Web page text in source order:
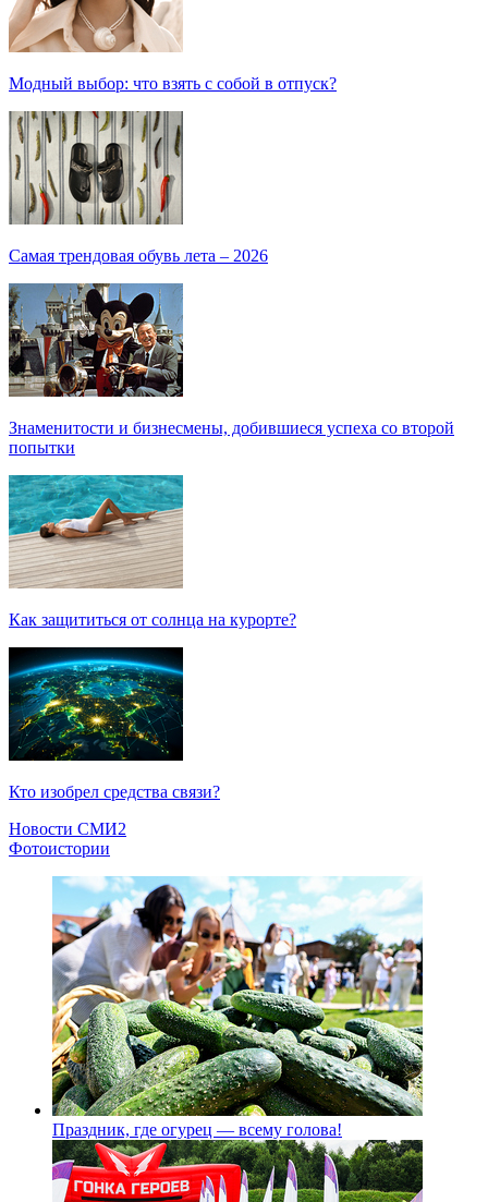
Модный выбор: что взять с собой в отпуск?
Самая трендовая обувь лета – 2026
Знаменитости и бизнесмены, добившиеся успеха со второй
попытки
Как защититься от солнца на курорте?
Кто изобрел средства связи?
Новости СМИ2
Фотоистории
Праздник, где огурец — всему голова!